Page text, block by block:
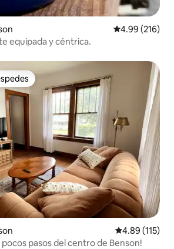
Calificación
4.99 (216)
equipada y céntrica.
Calificación
4.89 (115)
pocos pasos del centro de Benson!